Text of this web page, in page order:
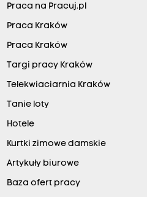
Praca na Pracuj.pl
Praca Kraków
Praca Kraków
Targi pracy Kraków
Telekwiaciarnia Kraków
Tanie loty
Hotele
Kurtki zimowe damskie
Artykuły biurowe
Baza ofert pracy